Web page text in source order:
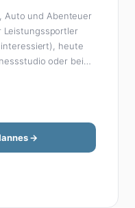
Auto und Abenteuer
Leistungssportler
interessiert), heute
oder beim
Analyse, Formel 1,
liefert fundierte
eines echten
Miete: Hannes ist
Elektro-SUV bis zum
→